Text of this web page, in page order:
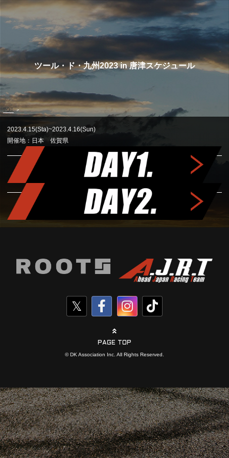
ツール・ド・九州2023 in 唐津スケジュール
TOP＞
2023.4.15(Sta)~2023.4.16(Sun)
開催地：日本 佐賀県
PAGE TOP
© DK Association Inc. All Rights Reserved.